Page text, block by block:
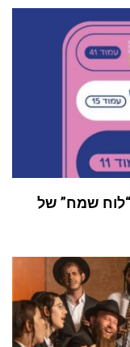
“לוח שמח” של